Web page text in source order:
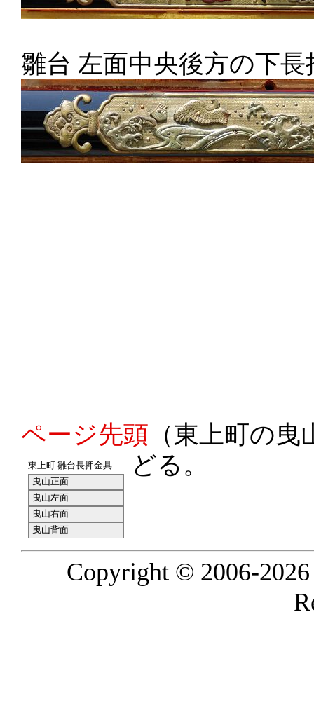
雛台 左面中央後方の下長
ページ先頭 （東上町の
どる。
東上町 雛台長押金具
曳山正面
曳山左面
曳山右面
曳山背面
Copyright © 2006-